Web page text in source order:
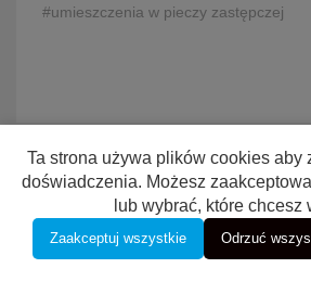
#umieszczenia w pieczy zastępczej
Ta strona używa plików cookies aby
doświadczenia. Możesz
lub wybrać, które chcesz
Zaakceptuj wszystkie Odrzuć